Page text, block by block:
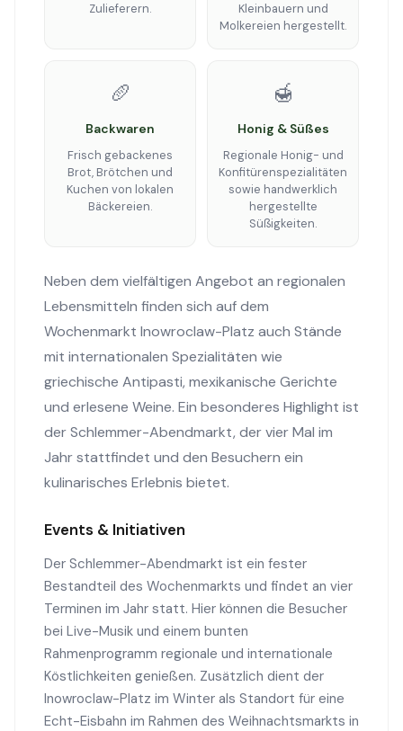
Zulieferern.
Kleinbauern und
Molkereien hergestellt.
🥖
Backwaren
Frisch gebackenes
Brot, Brötchen und
Kuchen von lokalen
Bäckereien.
🍯
Honig & Süßes
Regionale Honig- und
Konfitürenspezialitäten
sowie handwerklich
hergestellte
Süßigkeiten.
Neben dem vielfältigen Angebot an regionalen
Lebensmitteln finden sich auf dem
Wochenmarkt Inowroclaw-Platz auch Stände
mit internationalen Spezialitäten wie
griechische Antipasti, mexikanische Gerichte
und erlesene Weine. Ein besonderes Highlight ist
der Schlemmer-Abendmarkt, der vier Mal im
Jahr stattfindet und den Besuchern ein
kulinarisches Erlebnis bietet.
Events & Initiativen
Der Schlemmer-Abendmarkt ist ein fester
Bestandteil des Wochenmarkts und findet an vier
Terminen im Jahr statt. Hier können die Besucher
bei Live-Musik und einem bunten
Rahmenprogramm regionale und internationale
Köstlichkeiten genießen. Zusätzlich dient der
Inowroclaw-Platz im Winter als Standort für eine
Echt-Eisbahn im Rahmen des Weihnachtsmarkts in